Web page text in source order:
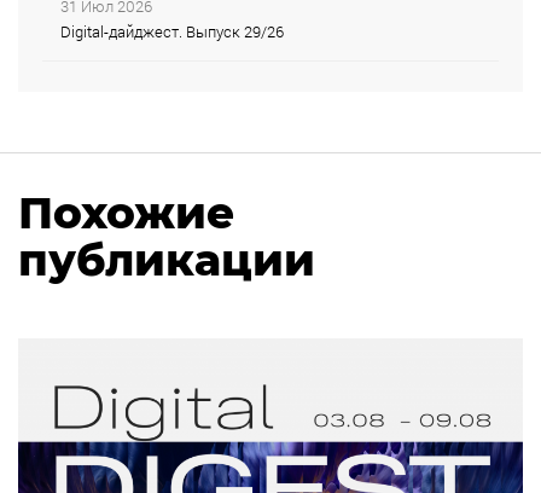
31 Июл 2026
Digital-дайджест. Выпуск 29/26
Похожие
публикации